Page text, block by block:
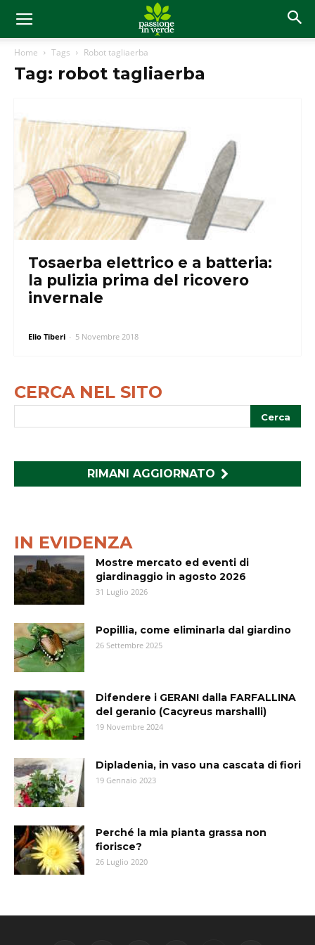
Home Tags Robot tagliaerba
Tag: robot tagliaerba
Tosaerba elettrico e a batteria:
la pulizia prima del ricovero
invernale
Elio Tiberi - 5 Novembre 2018
CERCA NEL SITO
RIMANI AGGIORNATO
IN EVIDENZA
Mostre mercato ed eventi di
giardinaggio in agosto 2026
31 Luglio 2026
Popillia, come eliminarla dal giardino
26 Settembre 2025
Difendere i GERANI dalla FARFALLINA
del geranio (Cacyreus marshalli)
19 Novembre 2024
Dipladenia, in vaso una cascata di fiori
19 Gennaio 2023
Perché la mia pianta grassa non
fiorisce?
26 Luglio 2020